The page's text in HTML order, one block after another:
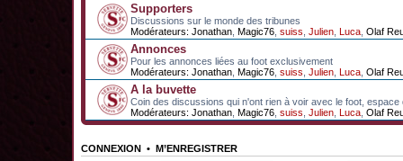
Supporters
Discussions sur le monde des tribunes
Modérateurs: Jonathan Magic76 suiss Julien Luca Olaf
Annonces
Pour les annonces liées au foot exclusivement
Modérateurs: Jonathan Magic76 suiss Julien Luca Olaf
A la buvette
Coin des discussions qui n'ont rien à voir avec le foot, espace
Modérateurs: Jonathan Magic76 suiss Julien Luca Olaf
CONNEXION • M’ENREGISTRER